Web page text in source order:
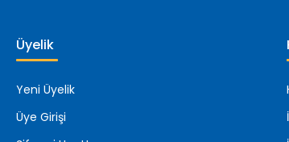
Üyelik
Yeni Üyelik
Üye Girişi